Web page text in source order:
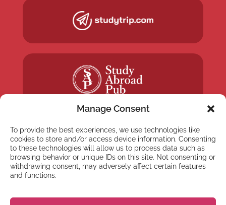
Manage Consent
To provide the best experiences, we use technologies like
cookies to store and/or access device information. Consenting
to these technologies will allow us to process data such as
browsing behavior or unique IDs on this site. Not consenting or
withdrawing consent, may adversely affect certain features
and functions.
NYHETSBREV
Anmäl dig till vårt
nyhetsbrev